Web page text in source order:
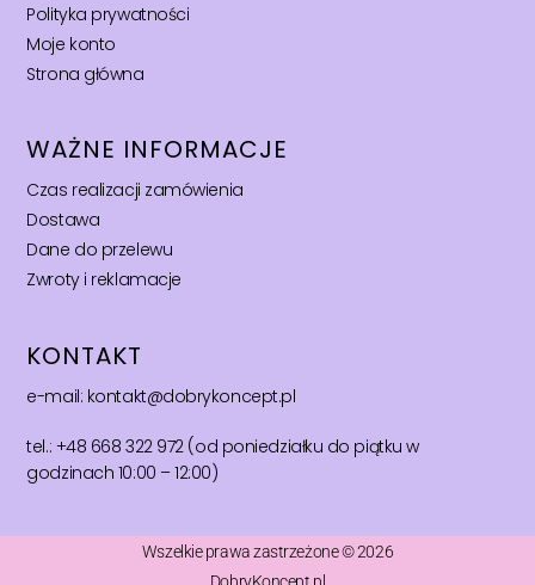
Polityka prywatności
Moje konto
Strona główna
WAŻNE INFORMACJE
Czas realizacji zamówienia
Dostawa
Dane do przelewu
Zwroty i reklamacje
KONTAKT
e-mail: kontakt@dobrykoncept.pl
tel.: +48 668 322 972 (od poniedziałku do piątku w
godzinach 10:00 – 12:00)
Wszelkie prawa zastrzeżone © 2026
DobryKoncept.pl